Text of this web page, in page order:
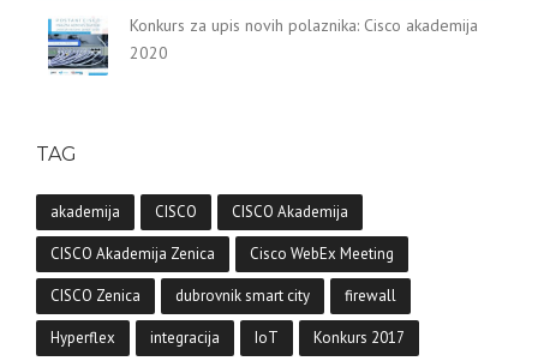
Konkurs za upis novih polaznika: Cisco akademija
2020
TAG
akademija CISCO CISCO Akademija
CISCO Akademija Zenica Cisco WebEx Meeting
CISCO Zenica dubrovnik smart city firewall
Hyperflex integracija IoT Konkurs 2017